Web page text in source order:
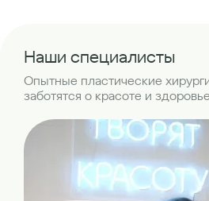
Наши специалисты
Опытные пластические
заботятся о красоте и